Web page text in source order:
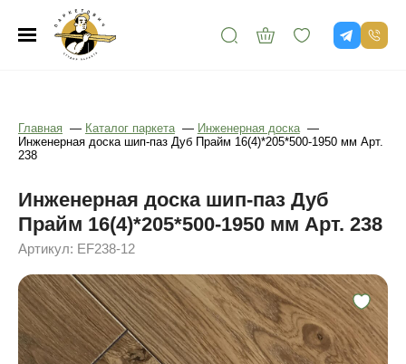
Главная — Каталог паркета — Инженерная доска —
Инженерная доска шип-паз Дуб Прайм 16(4)*205*500-1950 мм Арт.
238
Инженерная доска шип-паз Дуб
Прайм 16(4)*205*500-1950 мм Арт. 238
Артикул: EF238-12